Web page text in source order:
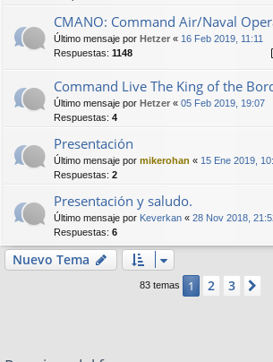
CMANO: Command Air/Naval
Último mensaje por Hetzer « 16 Feb 2019, 11:11
Respuestas: 1148
Command Live The King of the
Último mensaje por Hetzer « 05 Feb 2019, 19:07
Respuestas: 4
Presentación
Último mensaje por mikerohan « 15 Ene 2019,
Respuestas: 2
Presentación y saludo.
Último mensaje por Keverkan « 28 Nov 2018,
Respuestas: 6
Nuevo Tema
83 temas 1 2 3